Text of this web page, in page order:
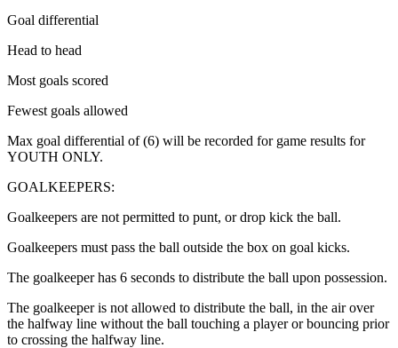
Goal differential​​​​‌ ‍ ​‍​‍‌‍ ‌ ​‍‌‍‍‌‌‍‌ ‌‍‍‌‌‍ ‍​‍​‍​ ‍‍​‍​‍‌ ​ ‌‍​‌‌‍ ‍‌‍‍‌‌ ‌​‌ ‍‌​‍ ‍‌‍‍‌‌‍ ​‍​‍​‍ ​​‍​‍‌‍‍​‌ ​‍‌‍‌‌‌‍‌‍​‍​‍​ ‍‍​‍​‍‌‍‍​‌ ‌​‌ ‌​‌ ​​‌ ​ ​ ‍‍​‍ ​‍ ‌‍​ ‌‍‍​‌‍‌‌‌‍ ​‌ ​ ‌‍‌‌‌‍​‌‌ ​​‌‍‍‌‌‍‌‌‌ ​‍‌ ​ ​‍ ‍‌ ​ ‌‍​‌‌‍ ‍‌‍‍‌‌ ‌​‌ ‍‌​‍ ‍‌ ​ ‌ ‌​‌ ‌‌‌‍‌​‌‍‍‌‌‍ ​‍ ‌‍‍‌‌‍ ‍‌ ‌​‌‍‌‌‌‍ ‍‌ ‌​​‍ ‌‍‌‌‌‍‌​‌‍‍‌‌ ‌​​‍ ‌‍ ‌‌‍ ‌‍‌​‌‍‌‌​ ‌‌ ​​‌ ​‍‌‍‌‌‌ ​ ‌‍‌‌‌‍ ‍‌ ‌​‌‍​‌‌ ‌​‌‍‍‌‌‍ ‌‍ ‍​ ‍ ‌‍‍‌‌‍‌​​ ‌‌‍​‍​ ‌‌​ ‍​​ ‍‌​ ​‌​ ‍​‌‍‌‍​ ‍​​‍ ‌‌‍​‌‌‍​ ​ ‍​​ ‌​​‍ ‌​ ‌​​ ‌ ‌‍​‍​ ​‌​‍ ‌​ ‍​​ ​​​ ‌‌‌‍‌​​‍ ‌​ ​​​ ‌ ​ ​‌‌‍‌‍​ ​‌​ ‌‌​ ‍​​ ‍‌​ ‍​​ ‌‌​ ‌‌​ ​​​ ‍ ‌ ‌​‌ ‍‌‌ ​​‌‍‌‌​ ‌‌‍‌‍‌‍​‌‌ ​‌​ ‍ ‌ ​​‌‍​‌‌ ‌​‌‍‍​​ ‌‌ ​‍‌‍‍‌‌‍​ ‌‍‍​‌‌‌​‌‍‌‌‌ ‍​‌ ‌​​‍‌‌​ ‌‌‌​​‍‌‌ ‌‍‍ ‌‍‌‌‌ ‍‌​‍‌‌​ ​ ‌​‌​​‍‌‌​ ​ ‌​‌​​‍‌‌​ ​‍​ ​‍‌‍​ ​ ‌ ‌‍‌‌​ ​‍​ ‍​‌‍​‌​ ​‍​ ​‍‌‍​‍‌‍‌​‌‍​‍​ ​​​‍‌‌​ ​‍​ ​‍​‍‌‌​ ‌‌‌​‌​​‍ ‍‌‍​ ‌‍‍​‌‍‍‌‌‍ ​‌‍‌​‌ ​‍‌‍‌‌‌‍ ‍​‍‌‌​ ‌‌‌​​‍‌‌ ‌‍‍ ‌‍‌‌‌ ‍‌​‍‌‌​ ​ ‌​‌​​‍‌‌​ ​ ‌​‌​​‍‌‌​ ​‍​ ​‍​ ‌‌​ ‌‌​ ‌​​ ​​​ ‍‌​ ‌​​ ‍​​ ‍‌​ ‌ ​ ‍‌​ ‌‌​ ‌​​‍‌‌​ ​‍​ ​‍​‍‌‌​ ‌‌‌​‌​​‍ ‍‌ ‌​‌‍‌‌‌ ‍​‌ ‌​​ ‌‍​‍‌‍​‌‌ ​ ‌‍‌‌‌‌‌‌‌ ​‍‌‍ ​​ ‌‌‍‍​‌ ‌​‌ ‌​‌ ​​‌ ​ ​‍‌‌​ ​ ‌​​‌​‍‌‌​ ​‍‌​‌‍​‍‌‌​ ​‍‌​‌‍‌‍​ ‌‍‍​‌‍‌‌‌‍ ​‌ ​ ‌‍‌‌‌‍​‌‌ ​​‌‍‍‌‌‍‌‌‌ ​‍‌ ​ ​‍ ‍‌ ​ ‌‍​‌‌‍ ‍‌‍‍‌‌ ‌​‌ ‍‌​‍ ‍‌ ​ ‌ ‌​‌ ‌‌‌‍‌​‌‍‍‌‌‍ ​‍‌‍‌‍‍‌‌‍‌​​ ‌‌‍​‍​ ‌‌​ ‍​​ ‍‌​ ​‌​ ‍​‌‍‌‍​ ‍​​‍ ‌‌‍​‌‌‍​ ​ ‍​​ ‌​​‍ ‌​ ‌​​ ‌ ‌‍​‍​ ​‌​‍ ‌​ ‍​​ ​​​ ‌‌‌‍‌​​‍ ‌​ ​​​ ‌ ​ ​‌‌‍‌‍​ ​‌​ ‌‌​ ‍​​ ‍‌​ ‍​​ ‌‌​ ‌‌​ ​​​‍‌‍‌ ‌​‌ ‍‌‌ ​​‌‍‌‌​ ‌‌‍‌‍‌‍​‌‌ ​‌​‍‌‍‌ ​​‌‍​‌‌ ‌​‌‍‍​​ ‌‌ ​‍‌‍‍‌‌‍​ ‌‍‍​‌‌‌​‌‍‌‌‌ ‍​‌ ‌​​‍‌‌​ ‌‌‌​​‍‌‌ ‌‍‍ ‌‍‌‌‌ ‍‌​‍‌‌​ ​ ‌​‌​​‍‌‌​ ​ ‌​‌​​‍‌‌​ ​‍​ ​‍‌‍​ ​ ‌ ‌‍‌‌​ ​‍​ ‍​‌‍​‌​ ​‍​ ​‍‌‍​‍‌‍‌​‌‍​‍​ ​​​‍‌‌​ ​‍​ ​‍​‍‌‌​ ‌‌‌​‌​​‍ ‍‌‍​ ‌‍‍​‌‍‍‌‌‍ ​‌‍‌​‌ ​‍‌‍‌‌‌‍ ‍​‍‌‌​ ‌‌‌​​‍‌‌ ‌‍‍ ‌‍‌‌‌ ‍‌​‍‌‌​ ​ ‌​‌​​‍‌‌​ ​ ‌​‌​​‍‌‌​ ​‍​ ​‍​ ‌‌​ ‌‌​ ‌​​ ​​​ ‍‌​ ‌​​ ‍​​ ‍‌​ ‌ ​ ‍‌​ ‌‌​ ‌​​‍‌‌​ ​‍​ ​‍​‍‌‌​ ‌‌‌​‌​​‍ ‍‌ ‌​‌‍‌‌‌ ‍​‌ ‌​​‍‌‍‌ ​​‌‍‌‌‌ ​‍‌ ​ ‌ ​​‌‍‌‌‌‍​ ‌ ‌​‌‍‍‌‌ ‌‍‌‍‌‌​ ‌‌ ​​‌ ‌‌‌‍​‍‌‍ ​‌‍‍‌‌ ​ ‌‍‍​‌‍‌‌‌‍‌​​‍​‍‌ ‌
Head to head​​​​‌ ‍ ​‍​‍‌‍ ‌ ​‍‌‍‍‌‌‍‌ ‌‍‍‌‌‍ ‍​‍​‍​ ‍‍​‍​‍‌ ​ ‌‍​‌‌‍ ‍‌‍‍‌‌ ‌​‌ ‍‌​‍ ‍‌‍‍‌‌‍ ​‍​‍​‍ ​​‍​‍‌‍‍​‌ ​‍‌‍‌‌‌‍‌‍​‍​‍​ ‍‍​‍​‍‌‍‍​‌ ‌​‌ ‌​‌ ​​‌ ​ ​ ‍‍​‍ ​‍ ‌‍​ ‌‍‍​‌‍‌‌‌‍ ​‌ ​ ‌‍‌‌‌‍​‌‌ ​​‌‍‍‌‌‍‌‌‌ ​‍‌ ​ ​‍ ‍‌ ​ ‌‍​‌‌‍ ‍‌‍‍‌‌ ‌​‌ ‍‌​‍ ‍‌ ​ ‌ ‌​‌ ‌‌‌‍‌​‌‍‍‌‌‍ ​‍ ‌‍‍‌‌‍ ‍‌ ‌​‌‍‌‌‌‍ ‍‌ ‌​​‍ ‌‍‌‌‌‍‌​‌‍‍‌‌ ‌​​‍ ‌‍ ‌‌‍ ‌‍‌​‌‍‌‌​ ‌‌ ​​‌ ​‍‌‍‌‌‌ ​ ‌‍‌‌‌‍ ‍‌ ‌​‌‍​‌‌ ‌​‌‍‍‌‌‍ ‌‍ ‍​ ‍ ‌‍‍‌‌‍‌​​ ‌‌‍​‍​ ‌‌​ ‍​​ ‍‌​ ​‌​ ‍​‌‍‌‍​ ‍​​‍ ‌‌‍​‌‌‍​ ​ ‍​​ ‌​​‍ ‌​ ‌​​ ‌ ‌‍​‍​ ​‌​‍ ‌​ ‍​​ ​​​ ‌‌‌‍‌​​‍ ‌​ ​​​ ‌ ​ ​‌‌‍‌‍​ ​‌​ ‌‌​ ‍​​ ‍‌​ ‍​​ ‌‌​ ‌‌​ ​​​ ‍ ‌ ‌​‌ ‍‌‌ ​​‌‍‌‌​ ‌‌‍‌‍‌‍​‌‌ ​‌​ ‍ ‌ ​​‌‍​‌‌ ‌​‌‍‍​​ ‌‌ ​‍‌‍‍‌‌‍​ ‌‍‍​‌‌‌​‌‍‌‌‌ ‍​‌ ‌​​‍‌‌​ ‌‌‌​​‍‌‌ ‌‍‍ ‌‍‌‌‌ ‍‌​‍‌‌​ ​ ‌​‌​​‍‌‌​ ​ ‌​‌​​‍‌‌​ ​‍​ ​‍‌‍​‍‌‍​‌​ ‌‍​ ​​​ ‍‌‌‍‌​‌‍‌​​ ‌​‌‍​‍‌‍​ ​ ‌​‌‍‌‌​‍‌‌​ ​‍​ ​‍​‍‌‌​ ‌‌‌​‌​​‍ ‍‌‍​ ‌‍‍​‌‍‍‌‌‍ ​‌‍‌​‌ ​‍‌‍‌‌‌‍ ‍​‍‌‌​ ‌‌‌​​‍‌‌ ‌‍‍ ‌‍‌‌‌ ‍‌​‍‌‌​ ​ ‌​‌​​‍‌‌​ ​ ‌​‌​​‍‌‌​ ​‍​ ​‍‌‍​‍​ ‌ ‌‍​ ​ ​‌​ ‌​​ ​​​ ​‍‌‍​‍​ ‌ ​ ‌ ​ ​ ‌‍​‍​‍‌‌​ ​‍​ ​‍​‍‌‌​ ‌‌‌​‌​​‍ ‍‌ ‌​‌‍‌‌‌ ‍​‌ ‌​​ ‌‍​‍‌‍​‌‌ ​ ‌‍‌‌‌‌‌‌‌ ​‍‌‍ ​​ ‌‌‍‍​‌ ‌​‌ ‌​‌ ​​‌ ​ ​‍‌‌​ ​ ‌​​‌​‍‌‌​ ​‍‌​‌‍​‍‌‌​ ​‍‌​‌‍‌‍​ ‌‍‍​‌‍‌‌‌‍ ​‌ ​ ‌‍‌‌‌‍​‌‌ ​​‌‍‍‌‌‍‌‌‌ ​‍‌ ​ ​‍ ‍‌ ​ ‌‍​‌‌‍ ‍‌‍‍‌‌ ‌​‌ ‍‌​‍ ‍‌ ​ ‌ ‌​‌ ‌‌‌‍‌​‌‍‍‌‌‍ ​‍‌‍‌‍‍‌‌‍‌​​ ‌‌‍​‍​ ‌‌​ ‍​​ ‍‌​ ​‌​ ‍​‌‍‌‍​ ‍​​‍ ‌‌‍​‌‌‍​ ​ ‍​​ ‌​​‍ ‌​ ‌​​ ‌ ‌‍​‍​ ​‌​‍ ‌​ ‍​​ ​​​ ‌‌‌‍‌​​‍ ‌​ ​​​ ‌ ​ ​‌‌‍‌‍​ ​‌​ ‌‌​ ‍​​ ‍‌​ ‍​​ ‌‌​ ‌‌​ ​​​‍‌‍‌ ‌​‌ ‍‌‌ ​​‌‍‌‌​ ‌‌‍‌‍‌‍​‌‌ ​‌​‍‌‍‌ ​​‌‍​‌‌ ‌​‌‍‍​​ ‌‌ ​‍‌‍‍‌‌‍​ ‌‍‍​‌‌‌​‌‍‌‌‌ ‍​‌ ‌​​‍‌‌​ ‌‌‌​​‍‌‌ ‌‍‍ ‌‍‌‌‌ ‍‌​‍‌‌​ ​ ‌​‌​​‍‌‌​ ​ ‌​‌​​‍‌‌​ ​‍​ ​‍‌‍​‍‌‍​‌​ ‌‍​ ​​​ ‍‌‌‍‌​‌‍‌​​ ‌​‌‍​‍‌‍​ ​ ‌​‌‍‌‌​‍‌‌​ ​‍​ ​‍​‍‌‌​ ‌‌‌​‌​​‍ ‍‌‍​ ‌‍‍​‌‍‍‌‌‍ ​‌‍‌​‌ ​‍‌‍‌‌‌‍ ‍​‍‌‌​ ‌‌‌​​‍‌‌ ‌‍‍ ‌‍‌‌‌ ‍‌​‍‌‌​ ​ ‌​‌​​‍‌‌​ ​ ‌​‌​​‍‌‌​ ​‍​ ​‍‌‍​‍​ ‌ ‌‍​ ​ ​‌​ ‌​​ ​​​ ​‍‌‍​‍​ ‌ ​ ‌ ​ ​ ‌‍​‍​‍‌‌​ ​‍​ ​‍​‍‌‌​ ‌‌‌​‌​​‍ ‍‌ ‌​‌‍‌‌‌ ‍​‌ ‌​​‍‌‍‌ ​​‌‍‌‌‌ ​‍‌ ​ ‌ ​​‌‍‌‌‌‍​ ‌ ‌​‌‍‍‌‌ ‌‍‌‍‌‌​ ‌‌ ​​‌ ‌‌‌‍​‍‌‍ ​‌‍‍‌‌ ​ ‌‍‍​‌‍‌‌‌‍‌​​‍​‍‌ ‌
Most goals scored​​​​‌ ‍ ​‍​‍‌‍ ‌ ​‍‌‍‍‌‌‍‌ ‌‍‍‌‌‍ ‍​‍​‍​ ‍‍​‍​‍‌ ​ ‌‍​‌‌‍ ‍‌‍‍‌‌ ‌​‌ ‍‌​‍ ‍‌‍‍‌‌‍ ​‍​‍​‍ ​​‍​‍‌‍‍​‌ ​‍‌‍‌‌‌‍‌‍​‍​‍​ ‍‍​‍​‍‌‍‍​‌ ‌​‌ ‌​‌ ​​‌ ​ ​ ‍‍​‍ ​‍ ‌‍​ ‌‍‍​‌‍‌‌‌‍ ​‌ ​ ‌‍‌‌‌‍​‌‌ ​​‌‍‍‌‌‍‌‌‌ ​‍‌ ​ ​‍ ‍‌ ​ ‌‍​‌‌‍ ‍‌‍‍‌‌ ‌​‌ ‍‌​‍ ‍‌ ​ ‌ ‌​‌ ‌‌‌‍‌​‌‍‍‌‌‍ ​‍ ‌‍‍‌‌‍ ‍‌ ‌​‌‍‌‌‌‍ ‍‌ ‌​​‍ ‌‍‌‌‌‍‌​‌‍‍‌‌ ‌​​‍ ‌‍ ‌‌‍ ‌‍‌​‌‍‌‌​ ‌‌ ​​‌ ​‍‌‍‌‌‌ ​ ‌‍‌‌‌‍ ‍‌ ‌​‌‍​‌‌ ‌​‌‍‍‌‌‍ ‌‍ ‍​ ‍ ‌‍‍‌‌‍‌​​ ‌‌‍​‍​ ‌‌​ ‍​​ ‍‌​ ​‌​ ‍​‌‍‌‍​ ‍​​‍ ‌‌‍​‌‌‍​ ​ ‍​​ ‌​​‍ ‌​ ‌​​ ‌ ‌‍​‍​ ​‌​‍ ‌​ ‍​​ ​​​ ‌‌‌‍‌​​‍ ‌​ ​​​ ‌ ​ ​‌‌‍‌‍​ ​‌​ ‌‌​ ‍​​ ‍‌​ ‍​​ ‌‌​ ‌‌​ ​​​ ‍ ‌ ‌​‌ ‍‌‌ ​​‌‍‌‌​ ‌‌‍‌‍‌‍​‌‌ ​‌​ ‍ ‌ ​​‌‍​‌‌ ‌​‌‍‍​​ ‌‌ ​‍‌‍‍‌‌‍​ ‌‍‍​‌‌‌​‌‍‌‌‌ ‍​‌ ‌​​‍‌‌​ ‌‌‌​​‍‌‌ ‌‍‍ ‌‍‌‌‌ ‍‌​‍‌‌​ ​ ‌​‌​​‍‌‌​ ​ ‌​‌​​‍‌‌​ ​‍​ ​‍​ ‌‍​ ‍​​ ​‌​ ​‍​ ​‍‌‍‌‌‌‍‌‍​ ​ ‌‍‌​​ ​‌​ ​‍​ ‍‌​‍‌‌​ ​‍​ ​‍​‍‌‌​ ‌‌‌​‌​​‍ ‍‌‍​ ‌‍‍​‌‍‍‌‌‍ ​‌‍‌​‌ ​‍‌‍‌‌‌‍ ‍​‍‌‌​ ‌‌‌​​‍‌‌ ‌‍‍ ‌‍‌‌‌ ‍‌​‍‌‌​ ​ ‌​‌​​‍‌‌​ ​ ‌​‌​​‍‌‌​ ​‍​ ​‍‌‍​ ​ ​‍‌‍‌​​ ​ ‌‍​‍​ ‍​‌‍​ ​ ‌ ‌‍‌‌​ ​​​ ​‌‌‍​ ​‍‌‌​ ​‍​ ​‍​‍‌‌​ ‌‌‌​‌​​‍ ‍‌ ‌​‌‍‌‌‌ ‍​‌ ‌​​ ‌‍​‍‌‍​‌‌ ​ ‌‍‌‌‌‌‌‌‌ ​‍‌‍ ​​ ‌‌‍‍​‌ ‌​‌ ‌​‌ ​​‌ ​ ​‍‌‌​ ​ ‌​​‌​‍‌‌​ ​‍‌​‌‍​‍‌‌​ ​‍‌​‌‍‌‍​ ‌‍‍​‌‍‌‌‌‍ ​‌ ​ ‌‍‌‌‌‍​‌‌ ​​‌‍‍‌‌‍‌‌‌ ​‍‌ ​ ​‍ ‍‌ ​ ‌‍​‌‌‍ ‍‌‍‍‌‌ ‌​‌ ‍‌​‍ ‍‌ ​ ‌ ‌​‌ ‌‌‌‍‌​‌‍‍‌‌‍ ​‍‌‍‌‍‍‌‌‍‌​​ ‌‌‍​‍​ ‌‌​ ‍​​ ‍‌​ ​‌​ ‍​‌‍‌‍​ ‍​​‍ ‌‌‍​‌‌‍​ ​ ‍​​ ‌​​‍ ‌​ ‌​​ ‌ ‌‍​‍​ ​‌​‍ ‌​ ‍​​ ​​​ ‌‌‌‍‌​​‍ ‌​ ​​​ ‌ ​ ​‌‌‍‌‍​ ​‌​ ‌‌​ ‍​​ ‍‌​ ‍​​ ‌‌​ ‌‌​ ​​​‍‌‍‌ ‌​‌ ‍‌‌ ​​‌‍‌‌​ ‌‌‍‌‍‌‍​‌‌ ​‌​‍‌‍‌ ​​‌‍​‌‌ ‌​‌‍‍​​ ‌‌ ​‍‌‍‍‌‌‍​ ‌‍‍​‌‌‌​‌‍‌‌‌ ‍​‌ ‌​​‍‌‌​ ‌‌‌​​‍‌‌ ‌‍‍ ‌‍‌‌‌ ‍‌​‍‌‌​ ​ ‌​‌​​‍‌‌​ ​ ‌​‌​​‍‌‌​ ​‍​ ​‍​ ‌‍​ ‍​​ ​‌​ ​‍​ ​‍‌‍‌‌‌‍‌‍​ ​ ‌‍‌​​ ​‌​ ​‍​ ‍‌​‍‌‌​ ​‍​ ​‍​‍‌‌​ ‌‌‌​‌​​‍ ‍‌‍​ ‌‍‍​‌‍‍‌‌‍ ​‌‍‌​‌ ​‍‌‍‌‌‌‍ ‍​‍‌‌​ ‌‌‌​​‍‌‌ ‌‍‍ ‌‍‌‌‌ ‍‌​‍‌‌​ ​ ‌​‌​​‍‌‌​ ​ ‌​‌​​‍‌‌​ ​‍​ ​‍‌‍​ ​ ​‍‌‍‌​​ ​ ‌‍​‍​ ‍​‌‍​ ​ ‌ ‌‍‌‌​ ​​​ ​‌‌‍​ ​‍‌‌​ ​‍​ ​‍​‍‌‌​ ‌‌‌​‌​​‍ ‍‌ ‌​‌‍‌‌‌ ‍​‌ ‌​​‍‌‍‌ ​​‌‍‌‌‌ ​‍‌ ​ ‌ ​​‌‍‌‌‌‍​ ‌ ‌​‌‍‍‌‌ ‌‍‌‍‌‌​ ‌‌ ​​‌ ‌‌‌‍​‍‌‍ ​‌‍‍‌‌ ​ ‌‍‍​‌‍‌‌‌‍‌​​‍​‍‌ ‌
Fewest goals allowed​​​​‌ ‍ ​‍​‍‌‍ ‌ ​‍‌‍‍‌‌‍‌ ‌‍‍‌‌‍ ‍​‍​‍​ ‍‍​‍​‍‌ ​ ‌‍​‌‌‍ ‍‌‍‍‌‌ ‌​‌ ‍‌​‍ ‍‌‍‍‌‌‍ ​‍​‍​‍ ​​‍​‍‌‍‍​‌ ​‍‌‍‌‌‌‍‌‍​‍​‍​ ‍‍​‍​‍‌‍‍​‌ ‌​‌ ‌​‌ ​​‌ ​ ​ ‍‍​‍ ​‍ ‌‍​ ‌‍‍​‌‍‌‌‌‍ ​‌ ​ ‌‍‌‌‌‍​‌‌ ​​‌‍‍‌‌‍‌‌‌ ​‍‌ ​ ​‍ ‍‌ ​ ‌‍​‌‌‍ ‍‌‍‍‌‌ ‌​‌ ‍‌​‍ ‍‌ ​ ‌ ‌​‌ ‌‌‌‍‌​‌‍‍‌‌‍ ​‍ ‌‍‍‌‌‍ ‍‌ ‌​‌‍‌‌‌‍ ‍‌ ‌​​‍ ‌‍‌‌‌‍‌​‌‍‍‌‌ ‌​​‍ ‌‍ ‌‌‍ ‌‍‌​‌‍‌‌​ ‌‌ ​​‌ ​‍‌‍‌‌‌ ​ ‌‍‌‌‌‍ ‍‌ ‌​‌‍​‌‌ ‌​‌‍‍‌‌‍ ‌‍ ‍​ ‍ ‌‍‍‌‌‍‌​​ ‌‌‍​‍​ ‌‌​ ‍​​ ‍‌​ ​‌​ ‍​‌‍‌‍​ ‍​​‍ ‌‌‍​‌‌‍​ ​ ‍​​ ‌​​‍ ‌​ ‌​​ ‌ ‌‍​‍​ ​‌​‍ ‌​ ‍​​ ​​​ ‌‌‌‍‌​​‍ ‌​ ​​​ ‌ ​ ​‌‌‍‌‍​ ​‌​ ‌‌​ ‍​​ ‍‌​ ‍​​ ‌‌​ ‌‌​ ​​​ ‍ ‌ ‌​‌ ‍‌‌ ​​‌‍‌‌​ ‌‌‍‌‍‌‍​‌‌ ​‌​ ‍ ‌ ​​‌‍​‌‌ ‌​‌‍‍​​ ‌‌ ​‍‌‍‍‌‌‍​ ‌‍‍​‌‌‌​‌‍‌‌‌ ‍​‌ ‌​​‍‌‌​ ‌‌‌​​‍‌‌ ‌‍‍ ‌‍‌‌‌ ‍‌​‍‌‌​ ​ ‌​‌​​‍‌‌​ ​ ‌​‌​​‍‌‌​ ​‍​ ​‍‌‍​‌‌‍‌‌​ ‌​‌‍​‍‌‍​‌‌‍‌​​ ​‍​ ​‍​ ‍​‌‍‌‌‌‍‌‍​ ​‌​‍‌‌​ ​‍​ ​‍​‍‌‌​ ‌‌‌​‌​​‍ ‍‌‍​ ‌‍‍​‌‍‍‌‌‍ ​‌‍‌​‌ ​‍‌‍‌‌‌‍ ‍​‍‌‌​ ‌‌‌​​‍‌‌ ‌‍‍ ‌‍‌‌‌ ‍‌​‍‌‌​ ​ ‌​‌​​‍‌‌​ ​ ‌​‌​​‍‌‌​ ​‍​ ​‍‌‍​‍​ ​ ‌‍‌‌‌‍‌‍‌‍​ ​ ‌ ​ ‍‌​ ‌‌​ ​‍​ ‍​​ ‌‍‌‍​‍​‍‌‌​ ​‍​ ​‍​‍‌‌​ ‌‌‌​‌​​‍ ‍‌ ‌​‌‍‌‌‌ ‍​‌ ‌​​ ‌‍​‍‌‍​‌‌ ​ ‌‍‌‌‌‌‌‌‌ ​‍‌‍ ​​ ‌‌‍‍​‌ ‌​‌ ‌​‌ ​​‌ ​ ​‍‌‌​ ​ ‌​​‌​‍‌‌​ ​‍‌​‌‍​‍‌‌​ ​‍‌​‌‍‌‍​ ‌‍‍​‌‍‌‌‌‍ ​‌ ​ ‌‍‌‌‌‍​‌‌ ​​‌‍‍‌‌‍‌‌‌ ​‍‌ ​ ​‍ ‍‌ ​ ‌‍​‌‌‍ ‍‌‍‍‌‌ ‌​‌ ‍‌​‍ ‍‌ ​ ‌ ‌​‌ ‌‌‌‍‌​‌‍‍‌‌‍ ​‍‌‍‌‍‍‌‌‍‌​​ ‌‌‍​‍​ ‌‌​ ‍​​ ‍‌​ ​‌​ ‍​‌‍‌‍​ ‍​​‍ ‌‌‍​‌‌‍​ ​ ‍​​ ‌​​‍ ‌​ ‌​​ ‌ ‌‍​‍​ ​‌​‍ ‌​ ‍​​ ​​​ ‌‌‌‍‌​​‍ ‌​ ​​​ ‌ ​ ​‌‌‍‌‍​ ​‌​ ‌‌​ ‍​​ ‍‌​ ‍​​ ‌‌​ ‌‌​ ​​​‍‌‍‌ ‌​‌ ‍‌‌ ​​‌‍‌‌​ ‌‌‍‌‍‌‍​‌‌ ​‌​‍‌‍‌ ​​‌‍​‌‌ ‌​‌‍‍​​ ‌‌ ​‍‌‍‍‌‌‍​ ‌‍‍​‌‌‌​‌‍‌‌‌ ‍​‌ ‌​​‍‌‌​ ‌‌‌​​‍‌‌ ‌‍‍ ‌‍‌‌‌ ‍‌​‍‌‌​ ​ ‌​‌​​‍‌‌​ ​ ‌​‌​​‍‌‌​ ​‍​ ​‍‌‍​‌‌‍‌‌​ ‌​‌‍​‍‌‍​‌‌‍‌​​ ​‍​ ​‍​ ‍​‌‍‌‌‌‍‌‍​ ​‌​‍‌‌​ ​‍​ ​‍​‍‌‌​ ‌‌‌​‌​​‍ ‍‌‍​ ‌‍‍​‌‍‍‌‌‍ ​‌‍‌​‌ ​‍‌‍‌‌‌‍ ‍​‍‌‌​ ‌‌‌​​‍‌‌ ‌‍‍ ‌‍‌‌‌ ‍‌​‍‌‌​ ​ ‌​‌​​‍‌‌​ ​ ‌​‌​​‍‌‌​ ​‍​ ​‍‌‍​‍​ ​ ‌‍‌‌‌‍‌‍‌‍​ ​ ‌ ​ ‍‌​ ‌‌​ ​‍​ ‍​​ ‌‍‌‍​‍​‍‌‌​ ​‍​ ​‍​‍‌‌​ ‌‌‌​‌​​‍ ‍‌ ‌​‌‍‌‌‌ ‍​‌ ‌​​‍‌‍‌ ​​‌‍‌‌‌ ​‍‌ ​ ‌ ​​‌‍‌‌‌‍​ ‌ ‌​‌‍‍‌‌ ‌‍‌‍‌‌​ ‌‌ ​​‌ ‌‌‌‍​‍‌‍ ​‌‍‍‌‌ ​ ‌‍‍​‌‍‌‌‌‍‌​​‍​‍‌ ‌
Max goal differential of (6) will be recorded for game results for
YOUTH ONLY.​​​​‌ ‍ ​‍​‍‌‍ ‌ ​‍‌‍‍‌‌‍‌ ‌‍‍‌‌‍ ‍​‍​‍​ ‍‍​‍​‍‌ ​ ‌‍​‌‌‍ ‍‌‍‍‌‌ ‌​‌ ‍‌​‍ ‍‌‍‍‌‌‍ ​‍​‍​‍ ​​‍​‍‌‍‍​‌ ​‍‌‍‌‌‌‍‌‍​‍​‍​ ‍‍​‍​‍‌‍‍​‌ ‌​‌ ‌​‌ ​​‌ ​ ​ ‍‍​‍ ​‍ ‌‍​ ‌‍‍​‌‍‌‌‌‍ ​‌ ​ ‌‍‌‌‌‍​‌‌ ​​‌‍‍‌‌‍‌‌‌ ​‍‌ ​ ​‍ ‍‌ ​ ‌‍​‌‌‍ ‍‌‍‍‌‌ ‌​‌ ‍‌​‍ ‍‌ ​ ‌ ‌​‌ ‌‌‌‍‌​‌‍‍‌‌‍ ​‍ ‌‍‍‌‌‍ ‍‌ ‌​‌‍‌‌‌‍ ‍‌ ‌​​‍ ‌‍‌‌‌‍‌​‌‍‍‌‌ ‌​​‍ ‌‍ ‌‌‍ ‌‍‌​‌‍‌‌​ ‌‌ ​​‌ ​‍‌‍‌‌‌ ​ ‌‍‌‌‌‍ ‍‌ ‌​‌‍​‌‌ ‌​‌‍‍‌‌‍ ‌‍ ‍​ ‍ ‌‍‍‌‌‍‌​​ ‌‌‍​‍​ ‌‌​ ‍​​ ‍‌​ ​‌​ ‍​‌‍‌‍​ ‍​​‍ ‌‌‍​‌‌‍​ ​ ‍​​ ‌​​‍ ‌​ ‌​​ ‌ ‌‍​‍​ ​‌​‍ ‌​ ‍​​ ​​​ ‌‌‌‍‌​​‍ ‌​ ​​​ ‌ ​ ​‌‌‍‌‍​ ​‌​ ‌‌​ ‍​​ ‍‌​ ‍​​ ‌‌​ ‌‌​ ​​​ ‍ ‌ ‌​‌ ‍‌‌ ​​‌‍‌‌​ ‌‌‍‌‍‌‍​‌‌ ​‌​ ‍ ‌ ​​‌‍​‌‌ ‌​‌‍‍​​ ‌‌ ​‍‌‍‍‌‌‍​ ‌‍‍​‌‌‌​‌‍‌‌‌ ‍​‌ ‌​​‍‌‌​ ‌‌‌​​‍‌‌ ‌‍‍ ‌‍‌‌‌ ‍‌​‍‌‌​ ​ ‌​‌​​‍‌‌​ ​ ‌​‌​​‍‌‌​ ​‍​ ​‍​ ​‍​ ​​​ ‌​‌‍​‍​ ‌‌​ ‌‌​ ‌ ​ ​ ​ ‍​‌‍‌‍‌‍‌‍​ ‌‌​‍‌‌​ ​‍​ ​‍​‍‌‌​ ‌‌‌​‌​​‍ ‍‌‍​ ‌‍‍​‌‍‍‌‌‍ ​‌‍‌​‌ ​‍‌‍‌‌‌‍ ‍​‍‌‌​ ‌‌‌​​‍‌‌ ‌‍‍ ‌‍‌‌‌ ‍‌​‍‌‌​ ​ ‌​‌​​‍‌‌​ ​ ‌​‌​​‍‌‌​ ​‍​ ​‍‌‍‌‍​ ​‍​ ‌‍​ ‌‌​ ‌‌‌‍‌‍‌‍​‍​ ‍​‌‍‌​​ ‌‌​ ​‍‌‍​‌​‍‌‌​ ​‍​ ​‍​‍‌‌​ ‌‌‌​‌​​‍ ‍‌ ‌​‌‍‌‌‌ ‍​‌ ‌​​ ‌‍​‍‌‍​‌‌ ​ ‌‍‌‌‌‌‌‌‌ ​‍‌‍ ​​ ‌‌‍‍​‌ ‌​‌ ‌​‌ ​​‌ ​ ​‍‌‌​ ​ ‌​​‌​‍‌‌​ ​‍‌​‌‍​‍‌‌​ ​‍‌​‌‍‌‍​ ‌‍‍​‌‍‌‌‌‍ ​‌ ​ ‌‍‌‌‌‍​‌‌ ​​‌‍‍‌‌‍‌‌‌ ​‍‌ ​ ​‍ ‍‌ ​ ‌‍​‌‌‍ ‍‌‍‍‌‌ ‌​‌ ‍‌​‍ ‍‌ ​ ‌ ‌​‌ ‌‌‌‍‌​‌‍‍‌‌‍ ​‍‌‍‌‍‍‌‌‍‌​​ ‌‌‍​‍​ ‌‌​ ‍​​ ‍‌​ ​‌​ ‍​‌‍‌‍​ ‍​​‍ ‌‌‍​‌‌‍​ ​ ‍​​ ‌​​‍ ‌​ ‌​​ ‌ ‌‍​‍​ ​‌​‍ ‌​ ‍​​ ​​​ ‌‌‌‍‌​​‍ ‌​ ​​​ ‌ ​ ​‌‌‍‌‍​ ​‌​ ‌‌​ ‍​​ ‍‌​ ‍​​ ‌‌​ ‌‌​ ​​​‍‌‍‌ ‌​‌ ‍‌‌ ​​‌‍‌‌​ ‌‌‍‌‍‌‍​‌‌ ​‌​‍‌‍‌ ​​‌‍​‌‌ ‌​‌‍‍​​ ‌‌ ​‍‌‍‍‌‌‍​ ‌‍‍​‌‌‌​‌‍‌‌‌ ‍​‌ ‌​​‍‌‌​ ‌‌‌​​‍‌‌ ‌‍‍ ‌‍‌‌‌ ‍‌​‍‌‌​ ​ ‌​‌​​‍‌‌​ ​ ‌​‌​​‍‌‌​ ​‍​ ​‍​ ​‍​ ​​​ ‌​‌‍​‍​ ‌‌​ ‌‌​ ‌ ​ ​ ​ ‍​‌‍‌‍‌‍‌‍​ ‌‌​‍‌‌​ ​‍​ ​‍​‍‌‌​ ‌‌‌​‌​​‍ ‍‌‍​ ‌‍‍​‌‍‍‌‌‍ ​‌‍‌​‌ ​‍‌‍‌‌‌‍ ‍​‍‌‌​ ‌‌‌​​‍‌‌ ‌‍‍ ‌‍‌‌‌ ‍‌​‍‌‌​ ​ ‌​‌​​‍‌‌​ ​ ‌​‌​​‍‌‌​ ​‍​ ​‍‌‍‌‍​ ​‍​ ‌‍​ ‌‌​ ‌‌‌‍‌‍‌‍​‍​ ‍​‌‍‌​​ ‌‌​ ​‍‌‍​‌​‍‌‌​ ​‍​ ​‍​‍‌‌​ ‌‌‌​‌​​‍ ‍‌ ‌​‌‍‌‌‌ ‍​‌ ‌​​‍‌‍‌ ​​‌‍‌‌‌ ​‍‌ ​ ‌ ​​‌‍‌‌‌‍​ ‌ ‌​‌‍‍‌‌ ‌‍‌‍‌‌​ ‌‌ ​​‌ ‌‌‌‍​‍‌‍ ​‌‍‍‌‌ ​ ‌‍‍​‌‍‌‌‌‍‌​​‍​‍‌ ‌
GOALKEEPERS:​​​​‌ ‍ ​‍​‍‌‍ ‌ ​‍‌‍‍‌‌‍‌ ‌‍‍‌‌‍ ‍​‍​‍​ ‍‍​‍​‍‌ ​ ‌‍​‌‌‍ ‍‌‍‍‌‌ ‌​‌ ‍‌​‍ ‍‌‍‍‌‌‍ ​‍​‍​‍ ​​‍​‍‌‍‍​‌ ​‍‌‍‌‌‌‍‌‍​‍​‍​ ‍‍​‍​‍‌‍‍​‌ ‌​‌ ‌​‌ ​​‌ ​ ​ ‍‍​‍ ​‍ ‌‍​ ‌‍‍​‌‍‌‌‌‍ ​‌ ​ ‌‍‌‌‌‍​‌‌ ​​‌‍‍‌‌‍‌‌‌ ​‍‌ ​ ​‍ ‍‌ ​ ‌‍​‌‌‍ ‍‌‍‍‌‌ ‌​‌ ‍‌​‍ ‍‌ ​ ‌ ‌​‌ ‌‌‌‍‌​‌‍‍‌‌‍ ​‍ ‌‍‍‌‌‍ ‍‌ ‌​‌‍‌‌‌‍ ‍‌ ‌​​‍ ‌‍‌‌‌‍‌​‌‍‍‌‌ ‌​​‍ ‌‍ ‌‌‍ ‌‍‌​‌‍‌‌​ ‌‌ ​​‌ ​‍‌‍‌‌‌ ​ ‌‍‌‌‌‍ ‍‌ ‌​‌‍​‌‌ ‌​‌‍‍‌‌‍ ‌‍ ‍​ ‍ ‌‍‍‌‌‍‌​​ ‌‌‍​‍​ ‌‌​ ‍​​ ‍‌​ ​‌​ ‍​‌‍‌‍​ ‍​​‍ ‌‌‍​‌‌‍​ ​ ‍​​ ‌​​‍ ‌​ ‌​​ ‌ ‌‍​‍​ ​‌​‍ ‌​ ‍​​ ​​​ ‌‌‌‍‌​​‍ ‌​ ​​​ ‌ ​ ​‌‌‍‌‍​ ​‌​ ‌‌​ ‍​​ ‍‌​ ‍​​ ‌‌​ ‌‌​ ​​​ ‍ ‌ ‌​‌ ‍‌‌ ​​‌‍‌‌​ ‌‌‍‌‍‌‍​‌‌ ​‌​ ‍ ‌ ​​‌‍​‌‌ ‌​‌‍‍​​ ‌‌ ​‍‌‍‍‌‌‍​ ‌‍‍​‌‌‌​‌‍‌‌‌ ‍​‌ ‌​​‍‌‌​ ‌‌‌​​‍‌‌ ‌‍‍ ‌‍‌‌‌ ‍‌​‍‌‌​ ​ ‌​‌​​‍‌‌​ ​ ‌​‌​​‍‌‌​ ​‍​ ​‍‌‍‌‌‌‍‌​​ ​​​ ‍​​ ‌ ​ ‌​​ ​‍​ ‌‍‌‍‌‌​ ‍‌​ ‌‍​ ‌ ​‍‌‌​ ​‍​ ​‍​‍‌‌​ ‌‌‌​‌​​‍ ‍‌‍​ ‌‍‍​‌‍‍‌‌‍ ​‌‍‌​‌ ​‍‌‍‌‌‌‍ ‍​‍‌‌​ ‌‌‌​​‍‌‌ ‌‍‍ ‌‍‌‌‌ ‍‌​‍‌‌​ ​ ‌​‌​​‍‌‌​ ​ ‌​‌​​‍‌‌​ ​‍​ ​‍‌‍‌‍‌‍​ ​ ‌‌​ ‌​‌‍​‍‌‍‌​​ ‌​‌‍‌‍​ ​​​ ‍​‌‍‌​​ ‌​​‍‌‌​ ​‍​ ​‍​‍‌‌​ ‌‌‌​‌​​‍ ‍‌ ‌​‌‍‌‌‌ ‍​‌ ‌​​ ‌‍​‍‌‍​‌‌ ​ ‌‍‌‌‌‌‌‌‌ ​‍‌‍ ​​ ‌‌‍‍​‌ ‌​‌ ‌​‌ ​​‌ ​ ​‍‌‌​ ​ ‌​​‌​‍‌‌​ ​‍‌​‌‍​‍‌‌​ ​‍‌​‌‍‌‍​ ‌‍‍​‌‍‌‌‌‍ ​‌ ​ ‌‍‌‌‌‍​‌‌ ​​‌‍‍‌‌‍‌‌‌ ​‍‌ ​ ​‍ ‍‌ ​ ‌‍​‌‌‍ ‍‌‍‍‌‌ ‌​‌ ‍‌​‍ ‍‌ ​ ‌ ‌​‌ ‌‌‌‍‌​‌‍‍‌‌‍ ​‍‌‍‌‍‍‌‌‍‌​​ ‌‌‍​‍​ ‌‌​ ‍​​ ‍‌​ ​‌​ ‍​‌‍‌‍​ ‍​​‍ ‌‌‍​‌‌‍​ ​ ‍​​ ‌​​‍ ‌​ ‌​​ ‌ ‌‍​‍​ ​‌​‍ ‌​ ‍​​ ​​​ ‌‌‌‍‌​​‍ ‌​ ​​​ ‌ ​ ​‌‌‍‌‍​ ​‌​ ‌‌​ ‍​​ ‍‌​ ‍​​ ‌‌​ ‌‌​ ​​​‍‌‍‌ ‌​‌ ‍‌‌ ​​‌‍‌‌​ ‌‌‍‌‍‌‍​‌‌ ​‌​‍‌‍‌ ​​‌‍​‌‌ ‌​‌‍‍​​ ‌‌ ​‍‌‍‍‌‌‍​ ‌‍‍​‌‌‌​‌‍‌‌‌ ‍​‌ ‌​​‍‌‌​ ‌‌‌​​‍‌‌ ‌‍‍ ‌‍‌‌‌ ‍‌​‍‌‌​ ​ ‌​‌​​‍‌‌​ ​ ‌​‌​​‍‌‌​ ​‍​ ​‍‌‍‌‌‌‍‌​​ ​​​ ‍​​ ‌ ​ ‌​​ ​‍​ ‌‍‌‍‌‌​ ‍‌​ ‌‍​ ‌ ​‍‌‌​ ​‍​ ​‍​‍‌‌​ ‌‌‌​‌​​‍ ‍‌‍​ ‌‍‍​‌‍‍‌‌‍ ​‌‍‌​‌ ​‍‌‍‌‌‌‍ ‍​‍‌‌​ ‌‌‌​​‍‌‌ ‌‍‍ ‌‍‌‌‌ ‍‌​‍‌‌​ ​ ‌​‌​​‍‌‌​ ​ ‌​‌​​‍‌‌​ ​‍​ ​‍‌‍‌‍‌‍​ ​ ‌‌​ ‌​‌‍​‍‌‍‌​​ ‌​‌‍‌‍​ ​​​ ‍​‌‍‌​​ ‌​​‍‌‌​ ​‍​ ​‍​‍‌‌​ ‌‌‌​‌​​‍ ‍‌ ‌​‌‍‌‌‌ ‍​‌ ‌​​‍‌‍‌ ​​‌‍‌‌‌ ​‍‌ ​ ‌ ​​‌‍‌‌‌‍​ ‌ ‌​‌‍‍‌‌ ‌‍‌‍‌‌​ ‌‌ ​​‌ ‌‌‌‍​‍‌‍ ​‌‍‍‌‌ ​ ‌‍‍​‌‍‌‌‌‍‌​​‍​‍‌ ‌
Goalkeepers are not permitted to punt, or drop kick the ball.​​​​‌ ‍ ​‍​‍‌‍ ‌ ​‍‌‍‍‌‌‍‌ ‌‍‍‌‌‍ ‍​‍​‍​ ‍‍​‍​‍‌ ​ ‌‍​‌‌‍ ‍‌‍‍‌‌ ‌​‌ ‍‌​‍ ‍‌‍‍‌‌‍ ​‍​‍​‍ ​​‍​‍‌‍‍​‌ ​‍‌‍‌‌‌‍‌‍​‍​‍​ ‍‍​‍​‍‌‍‍​‌ ‌​‌ ‌​‌ ​​‌ ​ ​ ‍‍​‍ ​‍ ‌‍​ ‌‍‍​‌‍‌‌‌‍ ​‌ ​ ‌‍‌‌‌‍​‌‌ ​​‌‍‍‌‌‍‌‌‌ ​‍‌ ​ ​‍ ‍‌ ​ ‌‍​‌‌‍ ‍‌‍‍‌‌ ‌​‌ ‍‌​‍ ‍‌ ​ ‌ ‌​‌ ‌‌‌‍‌​‌‍‍‌‌‍ ​‍ ‌‍‍‌‌‍ ‍‌ ‌​‌‍‌‌‌‍ ‍‌ ‌​​‍ ‌‍‌‌‌‍‌​‌‍‍‌‌ ‌​​‍ ‌‍ ‌‌‍ ‌‍‌​‌‍‌‌​ ‌‌ ​​‌ ​‍‌‍‌‌‌ ​ ‌‍‌‌‌‍ ‍‌ ‌​‌‍​‌‌ ‌​‌‍‍‌‌‍ ‌‍ ‍​ ‍ ‌‍‍‌‌‍‌​​ ‌‌‍​‍​ ‌‌​ ‍​​ ‍‌​ ​‌​ ‍​‌‍‌‍​ ‍​​‍ ‌‌‍​‌‌‍​ ​ ‍​​ ‌​​‍ ‌​ ‌​​ ‌ ‌‍​‍​ ​‌​‍ ‌​ ‍​​ ​​​ ‌‌‌‍‌​​‍ ‌​ ​​​ ‌ ​ ​‌‌‍‌‍​ ​‌​ ‌‌​ ‍​​ ‍‌​ ‍​​ ‌‌​ ‌‌​ ​​​ ‍ ‌ ‌​‌ ‍‌‌ ​​‌‍‌‌​ ‌‌‍‌‍‌‍​‌‌ ​‌​ ‍ ‌ ​​‌‍​‌‌ ‌​‌‍‍​​ ‌‌ ​‍‌‍‍‌‌‍​ ‌‍‍​‌‌‌​‌‍‌‌‌ ‍​‌ ‌​​‍‌‌​ ‌‌‌​​‍‌‌ ‌‍‍ ‌‍‌‌‌ ‍‌​‍‌‌​ ​ ‌​‌​​‍‌‌​ ​ ‌​‌​​‍‌‌​ ​‍​ ​‍​ ​ ​ ‌‌‌‍​‍​ ‍​​ ​‌​ ​‌​ ​‍​ ​​​ ‌‌​ ‌​‌‍​‍‌‍​‍​‍‌‌​ ​‍​ ​‍​‍‌‌​ ‌‌‌​‌​​‍ ‍‌‍​ ‌‍‍​‌‍‍‌‌‍ ​‌‍‌​‌ ​‍‌‍‌‌‌‍ ‍​‍‌‌​ ‌‌‌​​‍‌‌ ‌‍‍ ‌‍‌‌‌ ‍‌​‍‌‌​ ​ ‌​‌​​‍‌‌​ ​ ‌​‌​​‍‌‌​ ​‍​ ​‍‌‍‌​​ ​ ‌‍‌‌​ ‌​‌‍​‌‌‍‌‍‌‍‌‌​ ​‌​ ​​​ ‍​​ ‌ ​ ‌‍​‍‌‌​ ​‍​ ​‍​‍‌‌​ ‌‌‌​‌​​‍ ‍‌ ‌​‌‍‌‌‌ ‍​‌ ‌​​ ‌‍​‍‌‍​‌‌ ​ ‌‍‌‌‌‌‌‌‌ ​‍‌‍ ​​ ‌‌‍‍​‌ ‌​‌ ‌​‌ ​​‌ ​ ​‍‌‌​ ​ ‌​​‌​‍‌‌​ ​‍‌​‌‍​‍‌‌​ ​‍‌​‌‍‌‍​ ‌‍‍​‌‍‌‌‌‍ ​‌ ​ ‌‍‌‌‌‍​‌‌ ​​‌‍‍‌‌‍‌‌‌ ​‍‌ ​ ​‍ ‍‌ ​ ‌‍​‌‌‍ ‍‌‍‍‌‌ ‌​‌ ‍‌​‍ ‍‌ ​ ‌ ‌​‌ ‌‌‌‍‌​‌‍‍‌‌‍ ​‍‌‍‌‍‍‌‌‍‌​​ ‌‌‍​‍​ ‌‌​ ‍​​ ‍‌​ ​‌​ ‍​‌‍‌‍​ ‍​​‍ ‌‌‍​‌‌‍​ ​ ‍​​ ‌​​‍ ‌​ ‌​​ ‌ ‌‍​‍​ ​‌​‍ ‌​ ‍​​ ​​​ ‌‌‌‍‌​​‍ ‌​ ​​​ ‌ ​ ​‌‌‍‌‍​ ​‌​ ‌‌​ ‍​​ ‍‌​ ‍​​ ‌‌​ ‌‌​ ​​​‍‌‍‌ ‌​‌ ‍‌‌ ​​‌‍‌‌​ ‌‌‍‌‍‌‍​‌‌ ​‌​‍‌‍‌ ​​‌‍​‌‌ ‌​‌‍‍​​ ‌‌ ​‍‌‍‍‌‌‍​ ‌‍‍​‌‌‌​‌‍‌‌‌ ‍​‌ ‌​​‍‌‌​ ‌‌‌​​‍‌‌ ‌‍‍ ‌‍‌‌‌ ‍‌​‍‌‌​ ​ ‌​‌​​‍‌‌​ ​ ‌​‌​​‍‌‌​ ​‍​ ​‍​ ​ ​ ‌‌‌‍​‍​ ‍​​ ​‌​ ​‌​ ​‍​ ​​​ ‌‌​ ‌​‌‍​‍‌‍​‍​‍‌‌​ ​‍​ ​‍​‍‌‌​ ‌‌‌​‌​​‍ ‍‌‍​ ‌‍‍​‌‍‍‌‌‍ ​‌‍‌​‌ ​‍‌‍‌‌‌‍ ‍​‍‌‌​ ‌‌‌​​‍‌‌ ‌‍‍ ‌‍‌‌‌ ‍‌​‍‌‌​ ​ ‌​‌​​‍‌‌​ ​ ‌​‌​​‍‌‌​ ​‍​ ​‍‌‍‌​​ ​ ‌‍‌‌​ ‌​‌‍​‌‌‍‌‍‌‍‌‌​ ​‌​ ​​​ ‍​​ ‌ ​ ‌‍​‍‌‌​ ​‍​ ​‍​‍‌‌​ ‌‌‌​‌​​‍ ‍‌ ‌​‌‍‌‌‌ ‍​‌ ‌​​‍‌‍‌ ​​‌‍‌‌‌ ​‍‌ ​ ‌ ​​‌‍‌‌‌‍​ ‌ ‌​‌‍‍‌‌ ‌‍‌‍‌‌​ ‌‌ ​​‌ ‌‌‌‍​‍‌‍ ​‌‍‍‌‌ ​ ‌‍‍​‌‍‌‌‌‍‌​​‍​‍‌ ‌
Goalkeepers must pass the ball outside the box on goal kicks.​​​​‌ ‍ ​‍​‍‌‍ ‌ ​‍‌‍‍‌‌‍‌ ‌‍‍‌‌‍ ‍​‍​‍​ ‍‍​‍​‍‌ ​ ‌‍​‌‌‍ ‍‌‍‍‌‌ ‌​‌ ‍‌​‍ ‍‌‍‍‌‌‍ ​‍​‍​‍ ​​‍​‍‌‍‍​‌ ​‍‌‍‌‌‌‍‌‍​‍​‍​ ‍‍​‍​‍‌‍‍​‌ ‌​‌ ‌​‌ ​​‌ ​ ​ ‍‍​‍ ​‍ ‌‍​ ‌‍‍​‌‍‌‌‌‍ ​‌ ​ ‌‍‌‌‌‍​‌‌ ​​‌‍‍‌‌‍‌‌‌ ​‍‌ ​ ​‍ ‍‌ ​ ‌‍​‌‌‍ ‍‌‍‍‌‌ ‌​‌ ‍‌​‍ ‍‌ ​ ‌ ‌​‌ ‌‌‌‍‌​‌‍‍‌‌‍ ​‍ ‌‍‍‌‌‍ ‍‌ ‌​‌‍‌‌‌‍ ‍‌ ‌​​‍ ‌‍‌‌‌‍‌​‌‍‍‌‌ ‌​​‍ ‌‍ ‌‌‍ ‌‍‌​‌‍‌‌​ ‌‌ ​​‌ ​‍‌‍‌‌‌ ​ ‌‍‌‌‌‍ ‍‌ ‌​‌‍​‌‌ ‌​‌‍‍‌‌‍ ‌‍ ‍​ ‍ ‌‍‍‌‌‍‌​​ ‌‌‍​‍​ ‌‌​ ‍​​ ‍‌​ ​‌​ ‍​‌‍‌‍​ ‍​​‍ ‌‌‍​‌‌‍​ ​ ‍​​ ‌​​‍ ‌​ ‌​​ ‌ ‌‍​‍​ ​‌​‍ ‌​ ‍​​ ​​​ ‌‌‌‍‌​​‍ ‌​ ​​​ ‌ ​ ​‌‌‍‌‍​ ​‌​ ‌‌​ ‍​​ ‍‌​ ‍​​ ‌‌​ ‌‌​ ​​​ ‍ ‌ ‌​‌ ‍‌‌ ​​‌‍‌‌​ ‌‌‍‌‍‌‍​‌‌ ​‌​ ‍ ‌ ​​‌‍​‌‌ ‌​‌‍‍​​ ‌‌ ​‍‌‍‍‌‌‍​ ‌‍‍​‌‌‌​‌‍‌‌‌ ‍​‌ ‌​​‍‌‌​ ‌‌‌​​‍‌‌ ‌‍‍ ‌‍‌‌‌ ‍‌​‍‌‌​ ​ ‌​‌​​‍‌‌​ ​ ‌​‌​​‍‌‌​ ​‍​ ​‍​ ‌‌​ ​‍​ ​​‌‍​‌‌‍​ ‌‍​‍​ ‍​​ ‌ ‌‍​ ​ ‍​‌‍‌‌‌‍‌‌​‍‌‌​ ​‍​ ​‍​‍‌‌​ ‌‌‌​‌​​‍ ‍‌‍​ ‌‍‍​‌‍‍‌‌‍ ​‌‍‌​‌ ​‍‌‍‌‌‌‍ ‍​‍‌‌​ ‌‌‌​​‍‌‌ ‌‍‍ ‌‍‌‌‌ ‍‌​‍‌‌​ ​ ‌​‌​​‍‌‌​ ​ ‌​‌​​‍‌‌​ ​‍​ ​‍​ ‌ ​ ‍​‌‍​‌‌‍‌‌‌‍‌‌​ ‌ ​ ‍​​ ​‍​ ​​‌‍‌‍‌‍​ ‌‍‌‍​‍‌‌​ ​‍​ ​‍​‍‌‌​ ‌‌‌​‌​​‍ ‍‌ ‌​‌‍‌‌‌ ‍​‌ ‌​​ ‌‍​‍‌‍​‌‌ ​ ‌‍‌‌‌‌‌‌‌ ​‍‌‍ ​​ ‌‌‍‍​‌ ‌​‌ ‌​‌ ​​‌ ​ ​‍‌‌​ ​ ‌​​‌​‍‌‌​ ​‍‌​‌‍​‍‌‌​ ​‍‌​‌‍‌‍​ ‌‍‍​‌‍‌‌‌‍ ​‌ ​ ‌‍‌‌‌‍​‌‌ ​​‌‍‍‌‌‍‌‌‌ ​‍‌ ​ ​‍ ‍‌ ​ ‌‍​‌‌‍ ‍‌‍‍‌‌ ‌​‌ ‍‌​‍ ‍‌ ​ ‌ ‌​‌ ‌‌‌‍‌​‌‍‍‌‌‍ ​‍‌‍‌‍‍‌‌‍‌​​ ‌‌‍​‍​ ‌‌​ ‍​​ ‍‌​ ​‌​ ‍​‌‍‌‍​ ‍​​‍ ‌‌‍​‌‌‍​ ​ ‍​​ ‌​​‍ ‌​ ‌​​ ‌ ‌‍​‍​ ​‌​‍ ‌​ ‍​​ ​​​ ‌‌‌‍‌​​‍ ‌​ ​​​ ‌ ​ ​‌‌‍‌‍​ ​‌​ ‌‌​ ‍​​ ‍‌​ ‍​​ ‌‌​ ‌‌​ ​​​‍‌‍‌ ‌​‌ ‍‌‌ ​​‌‍‌‌​ ‌‌‍‌‍‌‍​‌‌ ​‌​‍‌‍‌ ​​‌‍​‌‌ ‌​‌‍‍​​ ‌‌ ​‍‌‍‍‌‌‍​ ‌‍‍​‌‌‌​‌‍‌‌‌ ‍​‌ ‌​​‍‌‌​ ‌‌‌​​‍‌‌ ‌‍‍ ‌‍‌‌‌ ‍‌​‍‌‌​ ​ ‌​‌​​‍‌‌​ ​ ‌​‌​​‍‌‌​ ​‍​ ​‍​ ‌‌​ ​‍​ ​​‌‍​‌‌‍​ ‌‍​‍​ ‍​​ ‌ ‌‍​ ​ ‍​‌‍‌‌‌‍‌‌​‍‌‌​ ​‍​ ​‍​‍‌‌​ ‌‌‌​‌​​‍ ‍‌‍​ ‌‍‍​‌‍‍‌‌‍ ​‌‍‌​‌ ​‍‌‍‌‌‌‍ ‍​‍‌‌​ ‌‌‌​​‍‌‌ ‌‍‍ ‌‍‌‌‌ ‍‌​‍‌‌​ ​ ‌​‌​​‍‌‌​ ​ ‌​‌​​‍‌‌​ ​‍​ ​‍​ ‌ ​ ‍​‌‍​‌‌‍‌‌‌‍‌‌​ ‌ ​ ‍​​ ​‍​ ​​‌‍‌‍‌‍​ ‌‍‌‍​‍‌‌​ ​‍​ ​‍​‍‌‌​ ‌‌‌​‌​​‍ ‍‌ ‌​‌‍‌‌‌ ‍​‌ ‌​​‍‌‍‌ ​​‌‍‌‌‌ ​‍‌ ​ ‌ ​​‌‍‌‌‌‍​ ‌ ‌​‌‍‍‌‌ ‌‍‌‍‌‌​ ‌‌ ​​‌ ‌‌‌‍​‍‌‍ ​‌‍‍‌‌ ​ ‌‍‍​‌‍‌‌‌‍‌​​‍​‍‌ ‌
The goalkeeper has 6 seconds to distribute the ball upon possession.​​​​‌ ‍ ​‍​‍‌‍ ‌ ​‍‌‍‍‌‌‍‌ ‌‍‍‌‌‍ ‍​‍​‍​ ‍‍​‍​‍‌ ​ ‌‍​‌‌‍ ‍‌‍‍‌‌ ‌​‌ ‍‌​‍ ‍‌‍‍‌‌‍ ​‍​‍​‍ ​​‍​‍‌‍‍​‌ ​‍‌‍‌‌‌‍‌‍​‍​‍​ ‍‍​‍​‍‌‍‍​‌ ‌​‌ ‌​‌ ​​‌ ​ ​ ‍‍​‍ ​‍ ‌‍​ ‌‍‍​‌‍‌‌‌‍ ​‌ ​ ‌‍‌‌‌‍​‌‌ ​​‌‍‍‌‌‍‌‌‌ ​‍‌ ​ ​‍ ‍‌ ​ ‌‍​‌‌‍ ‍‌‍‍‌‌ ‌​‌ ‍‌​‍ ‍‌ ​ ‌ ‌​‌ ‌‌‌‍‌​‌‍‍‌‌‍ ​‍ ‌‍‍‌‌‍ ‍‌ ‌​‌‍‌‌‌‍ ‍‌ ‌​​‍ ‌‍‌‌‌‍‌​‌‍‍‌‌ ‌​​‍ ‌‍ ‌‌‍ ‌‍‌​‌‍‌‌​ ‌‌ ​​‌ ​‍‌‍‌‌‌ ​ ‌‍‌‌‌‍ ‍‌ ‌​‌‍​‌‌ ‌​‌‍‍‌‌‍ ‌‍ ‍​ ‍ ‌‍‍‌‌‍‌​​ ‌‌‍​‍​ ‌‌​ ‍​​ ‍‌​ ​‌​ ‍​‌‍‌‍​ ‍​​‍ ‌‌‍​‌‌‍​ ​ ‍​​ ‌​​‍ ‌​ ‌​​ ‌ ‌‍​‍​ ​‌​‍ ‌​ ‍​​ ​​​ ‌‌‌‍‌​​‍ ‌​ ​​​ ‌ ​ ​‌‌‍‌‍​ ​‌​ ‌‌​ ‍​​ ‍‌​ ‍​​ ‌‌​ ‌‌​ ​​​ ‍ ‌ ‌​‌ ‍‌‌ ​​‌‍‌‌​ ‌‌‍‌‍‌‍​‌‌ ​‌​ ‍ ‌ ​​‌‍​‌‌ ‌​‌‍‍​​ ‌‌ ​‍‌‍‍‌‌‍​ ‌‍‍​‌‌‌​‌‍‌‌‌ ‍​‌ ‌​​‍‌‌​ ‌‌‌​​‍‌‌ ‌‍‍ ‌‍‌‌‌ ‍‌​‍‌‌​ ​ ‌​‌​​‍‌‌​ ​ ‌​‌​​‍‌‌​ ​‍​ ​‍‌‍​‍​ ​‌‌‍​‌​ ​ ​ ‍​​ ​ ​ ‍‌​ ​‍​ ‍‌​ ​‌​ ​​​ ‌ ​‍‌‌​ ​‍​ ​‍​‍‌‌​ ‌‌‌​‌​​‍ ‍‌‍​ ‌‍‍​‌‍‍‌‌‍ ​‌‍‌​‌ ​‍‌‍‌‌‌‍ ‍​‍‌‌​ ‌‌‌​​‍‌‌ ‌‍‍ ‌‍‌‌‌ ‍‌​‍‌‌​ ​ ‌​‌​​‍‌‌​ ​ ‌​‌​​‍‌‌​ ​‍​ ​‍​ ​ ​ ‌‍​ ‍‌‌‍​ ​ ‍​​ ​​​ ​​​ ‍​‌‍​‍‌‍‌​​ ​‌​ ​ ​‍‌‌​ ​‍​ ​‍​‍‌‌​ ‌‌‌​‌​​‍ ‍‌ ‌​‌‍‌‌‌ ‍​‌ ‌​​ ‌‍​‍‌‍​‌‌ ​ ‌‍‌‌‌‌‌‌‌ ​‍‌‍ ​​ ‌‌‍‍​‌ ‌​‌ ‌​‌ ​​‌ ​ ​‍‌‌​ ​ ‌​​‌​‍‌‌​ ​‍‌​‌‍​‍‌‌​ ​‍‌​‌‍‌‍​ ‌‍‍​‌‍‌‌‌‍ ​‌ ​ ‌‍‌‌‌‍​‌‌ ​​‌‍‍‌‌‍‌‌‌ ​‍‌ ​ ​‍ ‍‌ ​ ‌‍​‌‌‍ ‍‌‍‍‌‌ ‌​‌ ‍‌​‍ ‍‌ ​ ‌ ‌​‌ ‌‌‌‍‌​‌‍‍‌‌‍ ​‍‌‍‌‍‍‌‌‍‌​​ ‌‌‍​‍​ ‌‌​ ‍​​ ‍‌​ ​‌​ ‍​‌‍‌‍​ ‍​​‍ ‌‌‍​‌‌‍​ ​ ‍​​ ‌​​‍ ‌​ ‌​​ ‌ ‌‍​‍​ ​‌​‍ ‌​ ‍​​ ​​​ ‌‌‌‍‌​​‍ ‌​ ​​​ ‌ ​ ​‌‌‍‌‍​ ​‌​ ‌‌​ ‍​​ ‍‌​ ‍​​ ‌‌​ ‌‌​ ​​​‍‌‍‌ ‌​‌ ‍‌‌ ​​‌‍‌‌​ ‌‌‍‌‍‌‍​‌‌ ​‌​‍‌‍‌ ​​‌‍​‌‌ ‌​‌‍‍​​ ‌‌ ​‍‌‍‍‌‌‍​ ‌‍‍​‌‌‌​‌‍‌‌‌ ‍​‌ ‌​​‍‌‌​ ‌‌‌​​‍‌‌ ‌‍‍ ‌‍‌‌‌ ‍‌​‍‌‌​ ​ ‌​‌​​‍‌‌​ ​ ‌​‌​​‍‌‌​ ​‍​ ​‍‌‍​‍​ ​‌‌‍​‌​ ​ ​ ‍​​ ​ ​ ‍‌​ ​‍​ ‍‌​ ​‌​ ​​​ ‌ ​‍‌‌​ ​‍​ ​‍​‍‌‌​ ‌‌‌​‌​​‍ ‍‌‍​ ‌‍‍​‌‍‍‌‌‍ ​‌‍‌​‌ ​‍‌‍‌‌‌‍ ‍​‍‌‌​ ‌‌‌​​‍‌‌ ‌‍‍ ‌‍‌‌‌ ‍‌​‍‌‌​ ​ ‌​‌​​‍‌‌​ ​ ‌​‌​​‍‌‌​ ​‍​ ​‍​ ​ ​ ‌‍​ ‍‌‌‍​ ​ ‍​​ ​​​ ​​​ ‍​‌‍​‍‌‍‌​​ ​‌​ ​ ​‍‌‌​ ​‍​ ​‍​‍‌‌​ ‌‌‌​‌​​‍ ‍‌ ‌​‌‍‌‌‌ ‍​‌ ‌​​‍‌‍‌ ​​‌‍‌‌‌ ​‍‌ ​ ‌ ​​‌‍‌‌‌‍​ ‌ ‌​‌‍‍‌‌ ‌‍‌‍‌‌​ ‌‌ ​​‌ ‌‌‌‍​‍‌‍ ​‌‍‍‌‌ ​ ‌‍‍​‌‍‌‌‌‍‌​​‍​‍‌ ‌
The goalkeeper is not allowed to distribute the ball, in the air over
the halfway line without the ball touching a player or bouncing prior
to crossing the halfway line.​​​​‌ ‍ ​‍​‍‌‍ ‌ ​‍‌‍‍‌‌‍‌ ‌‍‍‌‌‍ ‍​‍​‍​ ‍‍​‍​‍‌ ​ ‌‍​‌‌‍ ‍‌‍‍‌‌ ‌​‌ ‍‌​‍ ‍‌‍‍‌‌‍ ​‍​‍​‍ ​​‍​‍‌‍‍​‌ ​‍‌‍‌‌‌‍‌‍​‍​‍​ ‍‍​‍​‍‌‍‍​‌ ‌​‌ ‌​‌ ​​‌ ​ ​ ‍‍​‍ ​‍ ‌‍​ ‌‍‍​‌‍‌‌‌‍ ​‌ ​ ‌‍‌‌‌‍​‌‌ ​​‌‍‍‌‌‍‌‌‌ ​‍‌ ​ ​‍ ‍‌ ​ ‌‍​‌‌‍ ‍‌‍‍‌‌ ‌​‌ ‍‌​‍ ‍‌ ​ ‌ ‌​‌ ‌‌‌‍‌​‌‍‍‌‌‍ ​‍ ‌‍‍‌‌‍ ‍‌ ‌​‌‍‌‌‌‍ ‍‌ ‌​​‍ ‌‍‌‌‌‍‌​‌‍‍‌‌ ‌​​‍ ‌‍ ‌‌‍ ‌‍‌​‌‍‌‌​ ‌‌ ​​‌ ​‍‌‍‌‌‌ ​ ‌‍‌‌‌‍ ‍‌ ‌​‌‍​‌‌ ‌​‌‍‍‌‌‍ ‌‍ ‍​ ‍ ‌‍‍‌‌‍‌​​ ‌‌‍​‍​ ‌‌​ ‍​​ ‍‌​ ​‌​ ‍​‌‍‌‍​ ‍​​‍ ‌‌‍​‌‌‍​ ​ ‍​​ ‌​​‍ ‌​ ‌​​ ‌ ‌‍​‍​ ​‌​‍ ‌​ ‍​​ ​​​ ‌‌‌‍‌​​‍ ‌​ ​​​ ‌ ​ ​‌‌‍‌‍​ ​‌​ ‌‌​ ‍​​ ‍‌​ ‍​​ ‌‌​ ‌‌​ ​​​ ‍ ‌ ‌​‌ ‍‌‌ ​​‌‍‌‌​ ‌‌‍‌‍‌‍​‌‌ ​‌​ ‍ ‌ ​​‌‍​‌‌ ‌​‌‍‍​​ ‌‌ ​‍‌‍‍‌‌‍​ ‌‍‍​‌‌‌​‌‍‌‌‌ ‍​‌ ‌​​‍‌‌​ ‌‌‌​​‍‌‌ ‌‍‍ ‌‍‌‌‌ ‍‌​‍‌‌​ ​ ‌​‌​​‍‌‌​ ​ ‌​‌​​‍‌‌​ ​‍​ ​‍​ ‍​‌‍​‌‌‍​‌​ ‍​​ ‌ ‌‍​‍​ ​‌​ ‌​​ ​‍​ ‌‍​ ‌‍​ ‌​​‍‌‌​ ​‍​ ​‍​‍‌‌​ ‌‌‌​‌​​‍ ‍‌‍​ ‌‍‍​‌‍‍‌‌‍ ​‌‍‌​‌ ​‍‌‍‌‌‌‍ ‍​‍‌‌​ ‌‌‌​​‍‌‌ ‌‍‍ ‌‍‌‌‌ ‍‌​‍‌‌​ ​ ‌​‌​​‍‌‌​ ​ ‌​‌​​‍‌‌​ ​‍​ ​‍​ ‌‍​ ​ ​ ​​‌‍‌​​ ‌ ‌‍​ ​ ​‌​ ​​​ ‌​‌‍‌‌​ ‌‍​ ​‍​‍‌‌​ ​‍​ ​‍​‍‌‌​ ‌‌‌​‌​​‍ ‍‌ ‌​‌‍‌‌‌ ‍​‌ ‌​​ ‌‍​‍‌‍​‌‌ ​ ‌‍‌‌‌‌‌‌‌ ​‍‌‍ ​​ ‌‌‍‍​‌ ‌​‌ ‌​‌ ​​‌ ​ ​‍‌‌​ ​ ‌​​‌​‍‌‌​ ​‍‌​‌‍​‍‌‌​ ​‍‌​‌‍‌‍​ ‌‍‍​‌‍‌‌‌‍ ​‌ ​ ‌‍‌‌‌‍​‌‌ ​​‌‍‍‌‌‍‌‌‌ ​‍‌ ​ ​‍ ‍‌ ​ ‌‍​‌‌‍ ‍‌‍‍‌‌ ‌​‌ ‍‌​‍ ‍‌ ​ ‌ ‌​‌ ‌‌‌‍‌​‌‍‍‌‌‍ ​‍‌‍‌‍‍‌‌‍‌​​ ‌‌‍​‍​ ‌‌​ ‍​​ ‍‌​ ​‌​ ‍​‌‍‌‍​ ‍​​‍ ‌‌‍​‌‌‍​ ​ ‍​​ ‌​​‍ ‌​ ‌​​ ‌ ‌‍​‍​ ​‌​‍ ‌​ ‍​​ ​​​ ‌‌‌‍‌​​‍ ‌​ ​​​ ‌ ​ ​‌‌‍‌‍​ ​‌​ ‌‌​ ‍​​ ‍‌​ ‍​​ ‌‌​ ‌‌​ ​​​‍‌‍‌ ‌​‌ ‍‌‌ ​​‌‍‌‌​ ‌‌‍‌‍‌‍​‌‌ ​‌​‍‌‍‌ ​​‌‍​‌‌ ‌​‌‍‍​​ ‌‌ ​‍‌‍‍‌‌‍​ ‌‍‍​‌‌‌​‌‍‌‌‌ ‍​‌ ‌​​‍‌‌​ ‌‌‌​​‍‌‌ ‌‍‍ ‌‍‌‌‌ ‍‌​‍‌‌​ ​ ‌​‌​​‍‌‌​ ​ ‌​‌​​‍‌‌​ ​‍​ ​‍​ ‍​‌‍​‌‌‍​‌​ ‍​​ ‌ ‌‍​‍​ ​‌​ ‌​​ ​‍​ ‌‍​ ‌‍​ ‌​​‍‌‌​ ​‍​ ​‍​‍‌‌​ ‌‌‌​‌​​‍ ‍‌‍​ ‌‍‍​‌‍‍‌‌‍ ​‌‍‌​‌ ​‍‌‍‌‌‌‍ ‍​‍‌‌​ ‌‌‌​​‍‌‌ ‌‍‍ ‌‍‌‌‌ ‍‌​‍‌‌​ ​ ‌​‌​​‍‌‌​ ​ ‌​‌​​‍‌‌​ ​‍​ ​‍​ ‌‍​ ​ ​ ​​‌‍‌​​ ‌ ‌‍​ ​ ​‌​ ​​​ ‌​‌‍‌‌​ ‌‍​ ​‍​‍‌‌​ ​‍​ ​‍​‍‌‌​ ‌‌‌​‌​​‍ ‍‌ ‌​‌‍‌‌‌ ‍​‌ ‌​​‍‌‍‌ ​​‌‍‌‌‌ ​‍‌ ​ ‌ ​​‌‍‌‌‌‍​ ‌ ‌​‌‍‍‌‌ ‌‍‌‍‌‌​ ‌‌ ​​‌ ‌‌‌‍​‍‌‍ ​‌‍‍‌‌ ​ ‌‍‍​‌‍‌‌‌‍‌​​‍​‍‌ ‌